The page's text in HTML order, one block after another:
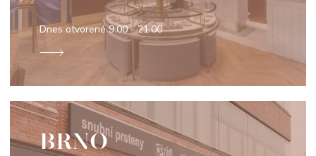
Dnes otvorené9:00 - 21:00
BRNO